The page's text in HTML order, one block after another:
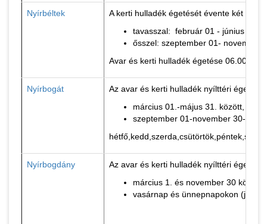
Nyírbéltek
A kerti hulladék égetését évente két
tavasszal: február 01 - június 30
ősszel: szeptember 01- november
Avar és kerti hulladék égetése 06.00 óra
Nyírbogát
Az avar és kerti hulladék nyílttéri égetése:
március 01.-május 31. között,
szeptember 01-november 30-a
Nyírbogdány
Az avar és kerti hulladék nyílttéri égetése:
március 1. és november 30
vasárnap és ünnepnapokon